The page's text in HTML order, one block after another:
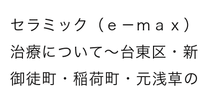
セラミック（ｅ－ｍａｘ）
治療について～台東区・新
御徒町・稲荷町・元浅草の